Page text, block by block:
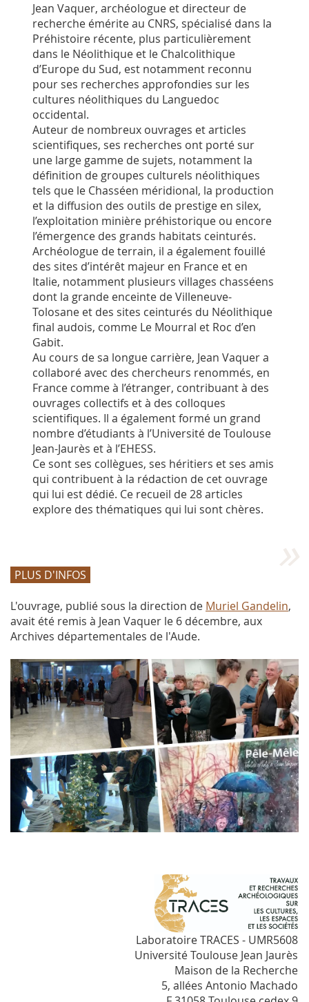
Jean Vaquer, archéologue et directeur de
recherche émérite au CNRS, spécialisé dans la
Préhistoire récente, plus particulièrement
dans le Néolithique et le Chalcolithique
d’Europe du Sud, est notamment reconnu
pour ses recherches approfondies sur les
cultures néolithiques du Languedoc
occidental.
Auteur de nombreux ouvrages et articles
scientifiques, ses recherches ont porté sur
une large gamme de sujets, notamment la
définition de groupes culturels néolithiques
tels que le Chasséen méridional, la production
et la diffusion des outils de prestige en silex,
l’exploitation minière préhistorique ou encore
l’émergence des grands habitats ceinturés.
Archéologue de terrain, il a également fouillé
des sites d’intérêt majeur en France et en
Italie, notamment plusieurs villages chasséens
dont la grande enceinte de Villeneuve-
Tolosane et des sites ceinturés du Néolithique
final audois, comme Le Mourral et Roc d’en
Gabit.
Au cours de sa longue carrière, Jean Vaquer a
collaboré avec des chercheurs renommés, en
France comme à l’étranger, contribuant à des
ouvrages collectifs et à des colloques
scientifiques. Il a également formé un grand
nombre d’étudiants à l’Université de Toulouse
Jean-Jaurès et à l’EHESS.
Ce sont ses collègues, ses héritiers et ses amis
qui contribuent à la rédaction de cet ouvrage
qui lui est dédié. Ce recueil de 28 articles
explore des thématiques qui lui sont chères.
PLUS D'INFOS
L'ouvrage, publié sous la direction de Muriel Gandelin,
avait été remis à Jean Vaquer le 6 décembre, aux
Archives départementales de l'Aude.
Laboratoire TRACES - UMR5608
Université Toulouse Jean Jaurès
Maison de la Recherche
5, allées Antonio Machado